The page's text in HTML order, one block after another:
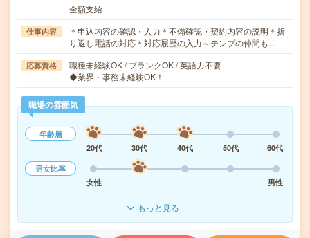
全額支給
仕事内容
＊申込内容の確認・入力＊不備確認・契約内容の説明＊折
り返し電話の対応＊対応履歴の入力～テンプの仲間も…
応募資格
職種未経験OK / ブランクOK / 英語力不要
◆業界・事務未経験OK！
職場の雰囲気
年齢層
20代
30代 40代 50代
60代
男女比率
女性
男性
もっと見る